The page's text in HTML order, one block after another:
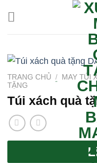
qua
nội
TRANG CHỦ / MAY TÚI
TẶNG
Túi xách quà